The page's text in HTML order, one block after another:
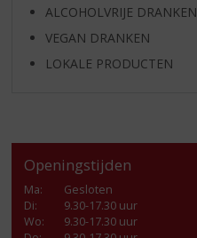
ALCOHOLVRIJE DRANKEN
VEGAN DRANKEN
LOKALE PRODUCTEN
Openingstijden
Ma:
Gesloten
Di:
9.30-17.30 uur
Wo:
9.30-17.30 uur